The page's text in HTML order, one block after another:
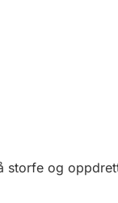
storfe og